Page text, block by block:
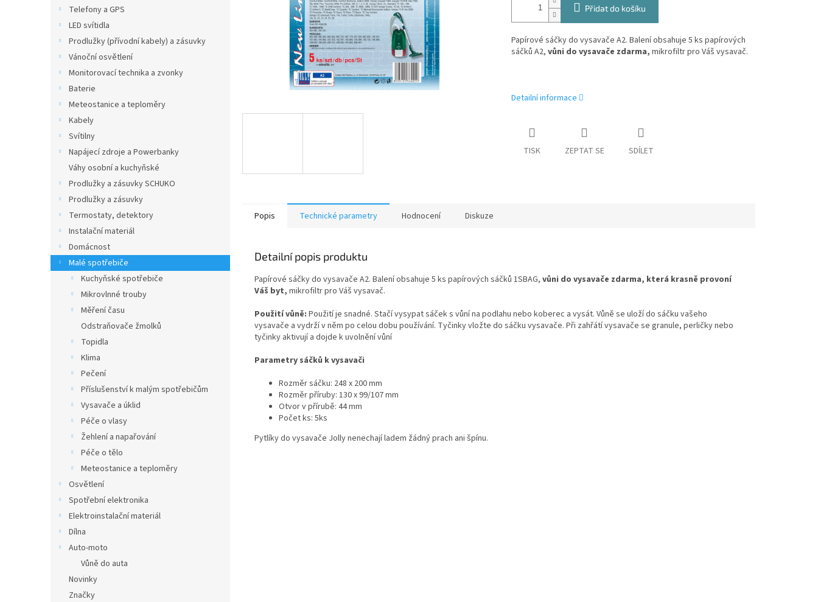
Telefony a GPS
LED svítidla
Prodlužky (přívodní kabely) a zásuvky
Vánoční osvětlení
Monitorovací technika a zvonky
Baterie
Meteostanice a teploměry
Kabely
Svítilny
Napájecí zdroje a Powerbanky
Váhy osobní a kuchyňské
Prodlužky a zásuvky SCHUKO
Prodlužky a zásuvky
Termostaty, detektory
Instalační materiál
Domácnost
Malé spotřebiče
Kuchyňské spotřebiče
Mikrovlnné trouby
Měření času
Odstraňovače žmolků
Topidla
Klima
Pečení
Příslušenství k malým spotřebičům
Vysavače a úklid
Péče o vlasy
Žehlení a napařování
Péče o tělo
Meteostanice a teploměry
Osvětlení
Spotřební elektronika
Elektroinstalační materiál
Dílna
Auto-moto
Vůně do auta
Novinky
Značky
Přidat do košíku
Papírové sáčky do vysavače A2. Balení obsahuje 5 ks papírových
sáčků A2, vůni do vysavače zdarma, mikrofiltr pro Váš vysavač.
Detailní informace
TISK ZEPTAT SE SDÍLET
Popis Technické parametry Hodnocení Diskuze
Detailní popis produktu
Papírové sáčky do vysavače A2. Balení obsahuje 5 ks papírových sáčků 1SBAG, vůni do vysavače zdarma, která krasně provoní
Váš byt, mikrofiltr pro Váš vysavač.
Použití vůně: Použití je snadné. Stačí vysypat sáček s vůní na podlahu nebo koberec a vysát. Vůně se uloží do sáčku vašeho
vysavače a vydrží v něm po celou dobu používání. Tyčinky vložte do sáčku vysavače. Při zahřátí vysavače se granule, perličky nebo
tyčinky aktivují a dojde k uvolnění vůní
Parametry sáčků k vysavači
Rozměr sáčku: 248 x 200 mm
Rozměr příruby: 130 x 99/107 mm
Otvor v přírubě: 44 mm
Počet ks: 5ks
Pytlíky do vysavače Jolly nenechají ladem žádný prach ani špínu.